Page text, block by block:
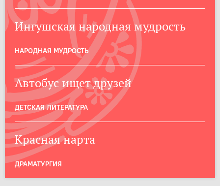
Ингушская народная мудрость
НАРОДНАЯ МУДРОСТЬ
Автобус ищет друзей
ДЕТСКАЯ ЛИТЕРАТУРА
Красная нарта
ДРАМАТУРГИЯ